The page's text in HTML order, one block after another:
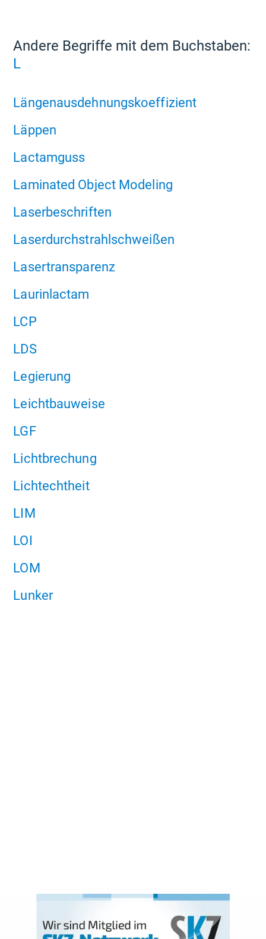
Andere Begriffe mit dem Buchstaben:
L
Längenausdehnungskoeffizient
Läppen
Lactamguss
Laminated Object Modeling
Laserbeschriften
Laserdurchstrahlschweißen
Lasertransparenz
Laurinlactam
LCP
LDS
Legierung
Leichtbauweise
LGF
Lichtbrechung
Lichtechtheit
LIM
LOI
LOM
Lunker